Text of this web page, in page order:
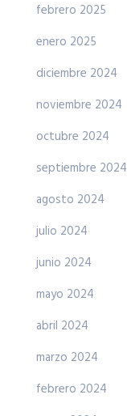
febrero 2025
enero 2025
diciembre 2024
noviembre 2024
octubre 2024
septiembre 2024
agosto 2024
julio 2024
junio 2024
mayo 2024
abril 2024
marzo 2024
febrero 2024